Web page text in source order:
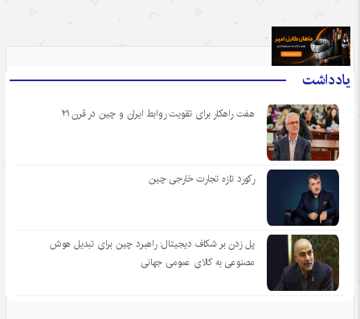
یادداشت
هفت راهکار برای تقویت روابط ایران و چین در قرن ۲۱
رکورد تازه تجارت خارجی چین
پل زدن بر شکاف دیجیتال: راهبرد چین برای تبدیل هوش
مصنوعی به کالای عمومی جهانی
.